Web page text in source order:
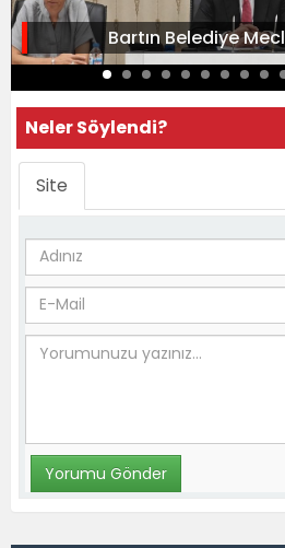
Bartın Belediye
Neler Söylendi?
Site